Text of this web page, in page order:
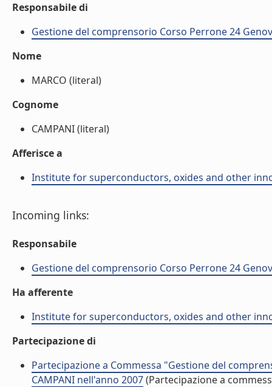
Responsabile di
Gestione del comprensorio Corso Perrone 24
Nome
MARCO (literal)
Cognome
CAMPANI (literal)
Afferisce a
Institute for superconductors, oxides and other
Incoming links:
Responsabile
Gestione del comprensorio Corso Perrone 24
Ha afferente
Institute for superconductors, oxides and other
Partecipazione di
Partecipazione a Commessa "Gestione del
CAMPANI nell'anno 2007(Partecipazione a